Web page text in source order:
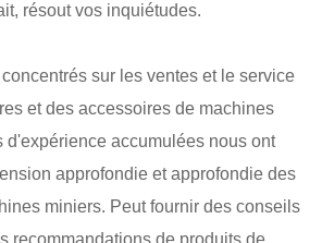
résout vos inquiétudes.
sur les ventes et le service
et des accessoires de machines
d'expérience accumulées nous ont
approfondie et approfondie des
miniers. Peut fournir des conseils